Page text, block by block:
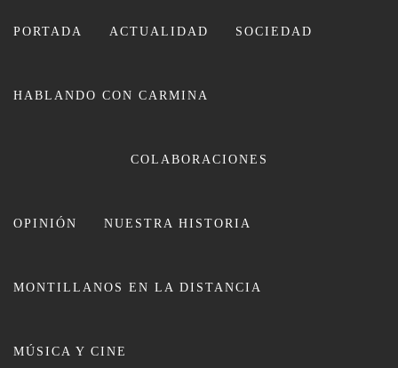
PORTADA ACTUALIDAD SOCIEDAD
HABLANDO CON CARMINA
COLABORACIONES
OPINIÓN NUESTRA HISTORIA
MONTILLANOS EN LA DISTANCIA
MÚSICA Y CINE